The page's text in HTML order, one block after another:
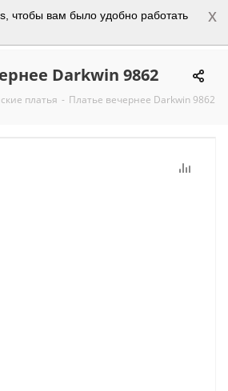
чтобы вам было удобно работать
x
0
Darkwin 9862
платья - Платье вечернее Darkwin 9862